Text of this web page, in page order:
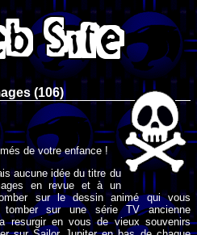
(106)
de votre enfance !
aucune idée du titre du
en revue et à un
sur le dessin animé qui vous
tomber sur une série TV ancienne
resurgir en vous de vieux souvenirs